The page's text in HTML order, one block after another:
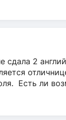
2
Есть ли